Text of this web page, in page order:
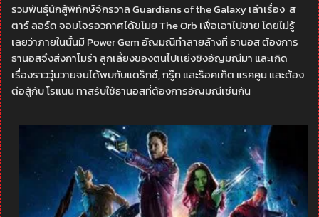
รวมพันธุ์นักสู้พิทักษ์จักรวาล Guardians of the Galaxy เล่าเรื่อง ส
ตาร์ ลอร์ด จอมโจรอวกาศได้ขโมย The Orb เพื่อเอาไปขาย โดยไม่รู้
เลยว่าภายในนั้นมี Power Gem อัญมณีทำลายล้างที่ ธานอส ต้องการ
ธานอสจึงส่งกาโมร่า ลูกเลี้ยงของตนไปเเย่งชิงอัญมณีมา และเกิด
เรื่องราววุ่นวายจนได้พบกับแดร็กซ์, กรู๊ท และร็อคเก็ต แรคคูน และต้อง
ต่อสู้กับ โรแนน ทาสรับใช้ธานอสที่ต้องการอัญมณีเช่นกัน